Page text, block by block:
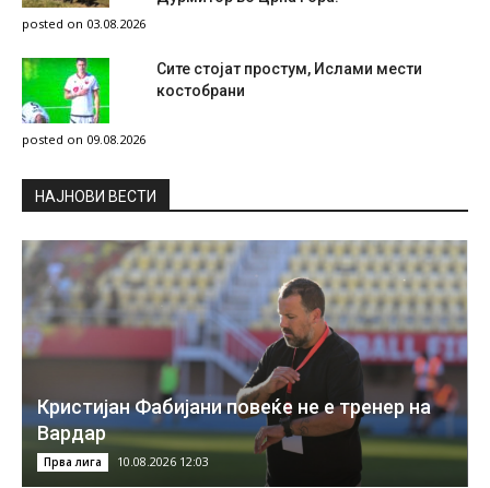
posted on 03.08.2026
Сите стојат простум, Ислами мести
костобрани
posted on 09.08.2026
НAЈНОВИ ВЕСТИ
Кристијан Фабијани повеќе не е тренер на
Вардар
Прва лига 10.08.2026 12:03